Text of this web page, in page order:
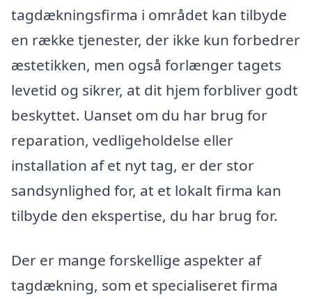
tagdækningsfirma i området kan tilbyde
en række tjenester, der ikke kun forbedrer
æstetikken, men også forlænger tagets
levetid og sikrer, at dit hjem forbliver godt
beskyttet. Uanset om du har brug for
reparation, vedligeholdelse eller
installation af et nyt tag, er der stor
sandsynlighed for, at et lokalt firma kan
tilbyde den ekspertise, du har brug for.
Der er mange forskellige aspekter af
tagdækning, som et specialiseret firma